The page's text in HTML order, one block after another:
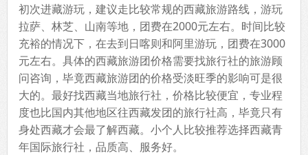
初次进藏游玩，建议走比较常规的西藏旅游路线，游玩
拉萨、林芝、山南等地，团费在2000元左右。时间比较
充裕的情况下，在去到日喀则和阿里游玩，团费在3000
元左右。具体的西藏旅游团价格需要找旅行社的旅游顾
问咨询，毕竟西藏旅游团的价格受淡旺季的影响可是很
大的。最好找西藏当地旅行社，价格比较便宜，专业程
度也比国内其他地区往西藏发团的旅行社高，毕竟只有
身处西藏才会最了解西藏。小个人比较推荐选择西藏青
年国际旅行社，品质高、服务好。